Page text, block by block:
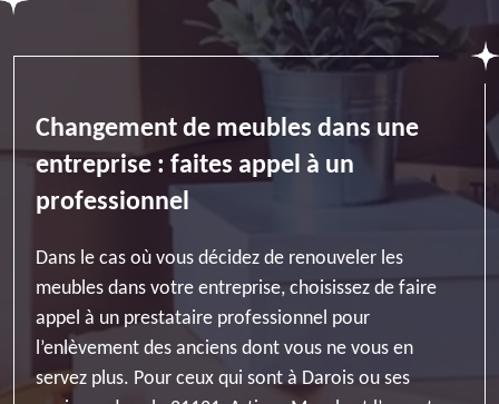
Changement de meubles dans une
entreprise : faites appel à un
professionnel
Dans le cas où vous décidez de renouveler les
meubles dans votre entreprise, choisissez de faire
appel à un prestataire professionnel pour
l’enlèvement des anciens dont vous ne vous en
servez plus. Pour ceux qui sont à Darois ou ses